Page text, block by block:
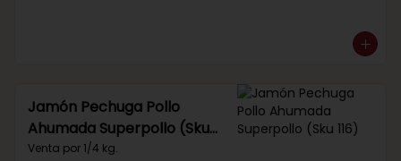
Jamón Pechuga Pollo
Ahumada Superpollo (Sku
116)
Venta por 1/4 kg.